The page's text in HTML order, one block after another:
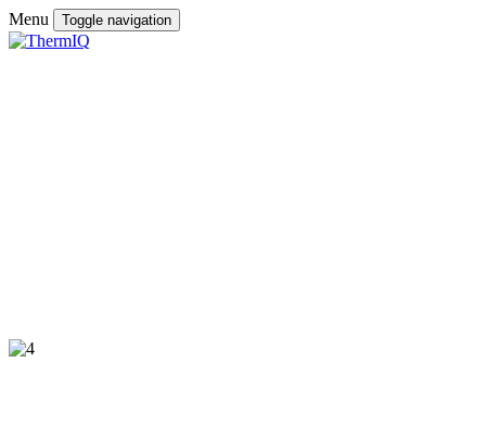
Menu Toggle navigation